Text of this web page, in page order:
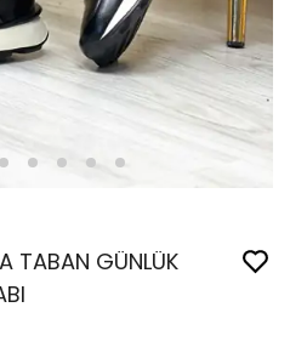
TABAN GÜNLÜK